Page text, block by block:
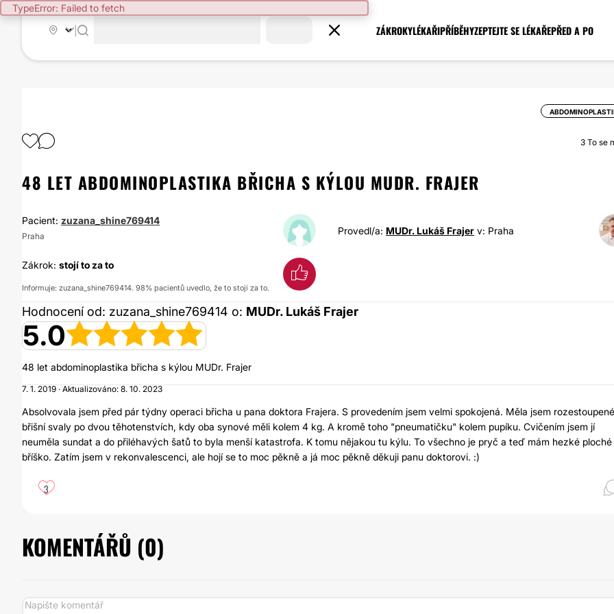
TypeError: Failed to fetch
ZÁKROKYLÉKAŘIPŘÍBĚHYZEPTEJTE SE LÉKAŘEPŘED A PO
3 To se
48 LET ABDOMINOPLASTIKA BŘICHA S KÝLOU MUDR. FRAJER
Pacient: zuzana_shine769414
Praha Provedl/a: MUDr. Lukáš Frajer v: Praha
Zákrok: stojí to za to
Informuje: zuzana_shine769414. 98% pacientů uvedlo, že to stojí za to.
Hodnocení od: zuzana_shine769414 o: MUDr. Lukáš Frajer
5.0
48 let abdominoplastika břicha s kýlou MUDr. Frajer
7. 1. 2019 · Aktualizováno: 8. 10. 2023
Absolvovala jsem před pár týdny operaci břicha u pana doktora Frajera. S provedením jsem velmi spokojená. Měla jsem rozestoupené
břišní svaly po dvou těhotenstvích, kdy oba synové měli kolem 4 kg. A kromě toho "pneumatičku" kolem pupíku. Cvičením jsem jí
neuměla sundat a do přiléhavých šatů to byla menší katastrofa. K tomu nějakou tu kýlu. To všechno je pryč a teď mám hezké ploché
bříško. Zatím jsem v rekonvalescenci, ale hojí se to moc pěkně a já moc pěkně děkuji panu doktorovi. :)
3
KOMENTÁŘŮ (0)